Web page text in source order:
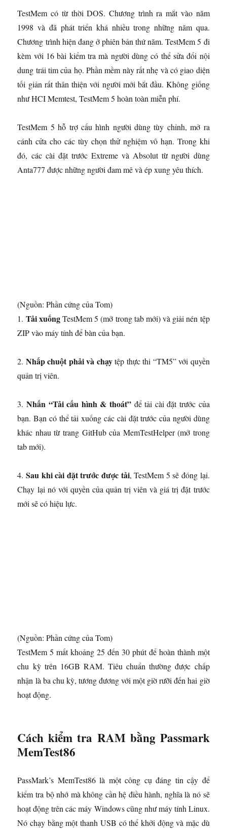
TestMem có từ thời DOS. Chương trình ra mắt vào năm
1998 và đã phát triển khá nhiều trong những năm qua.
Chương trình hiện đang ở phiên bản thứ năm. TestMem 5 đi
kèm với 16 bài kiểm tra mà người dùng có thể sửa đổi nội
dung trái tim của họ. Phần mềm này rất nhẹ và có giao diện
tối giản rất thân thiện với người mới bắt đầu. Không giống
như HCI Memtest, TestMem 5 hoàn toàn miễn phí.
TestMem 5 hỗ trợ cấu hình người dùng tùy chỉnh, mở ra
cánh cửa cho các tùy chọn thử nghiệm vô hạn. Trong khi
đó, các cài đặt trước Extreme và Absolut từ người dùng
Anta777 được những người đam mê và ép xung yêu thích.
(Nguồn: Phần cứng của Tom)
1. Tải xuốngTestMem 5 (mở trong tab mới)và giải nén tệp
ZIP vào máy tính để bàn của bạn.
2. Nhấp chuột phải và chạytệp thực thi “TM5” với quyền
quản trị viên.
3.Nhấn “Tải cấu hình & thoát” để tải cài đặt trước của
bạn. Bạn có thể tải xuống các cài đặt trước của người dùng
khác nhau từ trang GitHub của MemTestHelper(mở trong
tab mới).
4.Sau khi cài đặt trước được tải, TestMem 5 sẽ đóng lại.
Chạy lại nó với quyền của quản trị viên và giá trị đặt trước
mới sẽ có hiệu lực.
(Nguồn: Phần cứng của Tom)
TestMem 5 mất khoảng 25 đến 30 phút để hoàn thành một
chu kỳ trên 16GB RAM. Tiêu chuẩn thường được chấp
nhận là ba chu kỳ, tương đương với một giờ rưỡi đến hai giờ
hoạt động.
Cách kiểm tra RAM bằng Passmark
MemTest86
PassMark’s MemTest86 là một công cụ đáng tin cậy để
kiểm tra bộ nhớ mà không cần hệ điều hành, nghĩa là nó sẽ
hoạt động trên các máy Windows cũng như máy tính Linux.
Nó chạy bằng một thanh USB có thể khởi động và mặc dù